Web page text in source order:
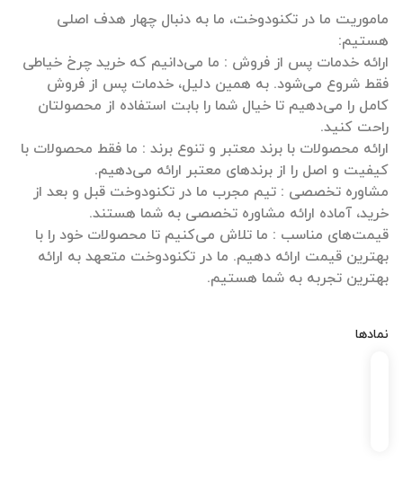
ماموریت ما در تکنودوخت، ما به دنبال چهار هدف اصلی
ارائه خدمات پس از فروش : ما می‌دانیم که خرید چرخ خیاطی
فقط شروع می‌شود. به همین دلیل، خدمات پس از فروش
کامل را می‌دهیم تا خیال شما را بابت استفاده از محصولتان
ارائه محصولات با برند معتبر و تنوع برند : ما فقط محصولات با
مشاوره تخصصی : تیم مجرب ما در تکنودوخت قبل و بعد از
قیمت‌های مناسب : ما تلاش می‌کنیم تا محصولات خود را با
بهترین قیمت ارائه دهیم. ما در تکنودوخت متعهد به ارائه
بهترین تجربه به شما هستیم.
نمادها